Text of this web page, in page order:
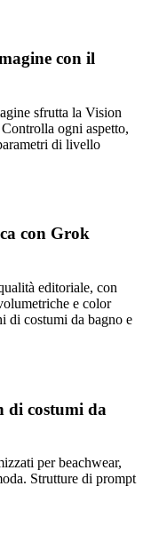
con il
sfrutta la Vision
ogni aspetto,
di livello
con Grok
editoriale, con
e color
di costumi da bagno e
di costumi da
per beachwear,
Strutture di prompt